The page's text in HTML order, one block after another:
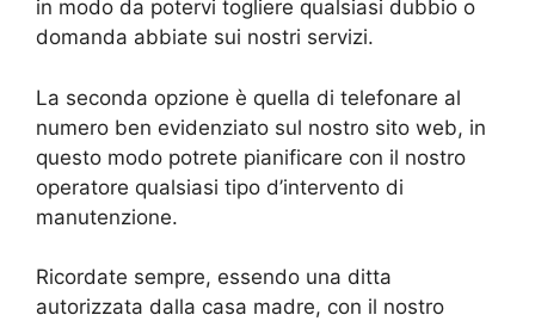
in modo da potervi togliere qualsiasi dubbio o
domanda abbiate sui nostri servizi.
La seconda opzione è quella di telefonare al
numero ben evidenziato sul nostro sito web, in
questo modo potrete pianificare con il nostro
operatore qualsiasi tipo d’intervento di
manutenzione.
Ricordate sempre, essendo una ditta
autorizzata dalla casa madre, con il nostro